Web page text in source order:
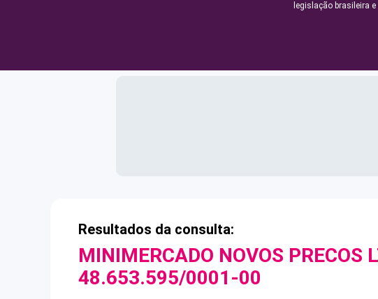
legislação brasileira
Resultados da consulta:
MINIMERCADO NOVOS PRECOS
48.653.595/0001-00